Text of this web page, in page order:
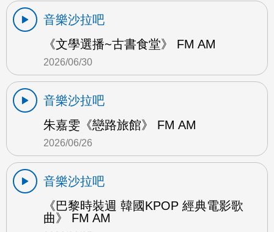
音樂沙拉吧
《文學選播~古書食堂》 FM AM
2026/06/30
音樂沙拉吧
朱嘉雯《戀路旅館》 FM AM
2026/06/26
音樂沙拉吧
《巴黎時裝週 韓國KPOP 經典電影歌
曲》 FM AM